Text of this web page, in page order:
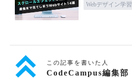
Webデザイン学習
この記事を書いた人
CodeCampus編集部